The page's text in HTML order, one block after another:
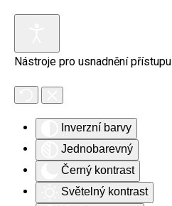
Nástroje pro usnadnění přístupu
Inverzní barvy
Jednobarevný
Černý kontrast
Světelný kontrast